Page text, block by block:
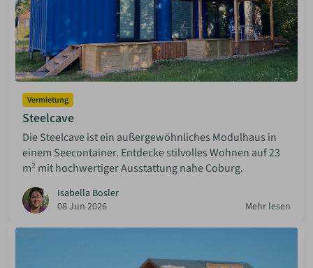
Vermietung
Steelcave
Die Steelcave ist ein außergewöhnliches Modulhaus in
einem Seecontainer. Entdecke stilvolles Wohnen auf 23
m² mit hochwertiger Ausstattung nahe Coburg.
Isabella Bosler
08 Jun 2026
Mehr lesen